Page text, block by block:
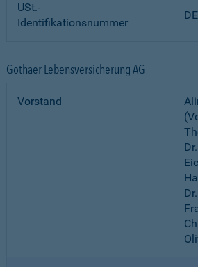
USt.-
Identifikationsnummer
Gothaer Lebensversicherung AG
Vorstand